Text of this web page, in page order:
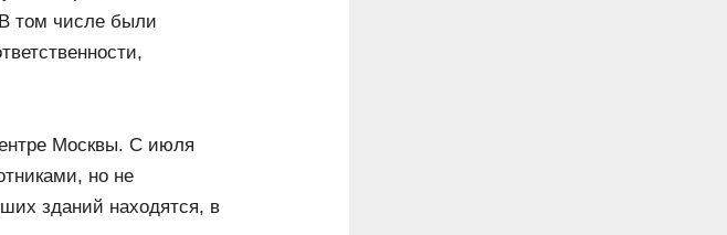
том числе были
Москвы. С июля
но не
зданий находятся, в